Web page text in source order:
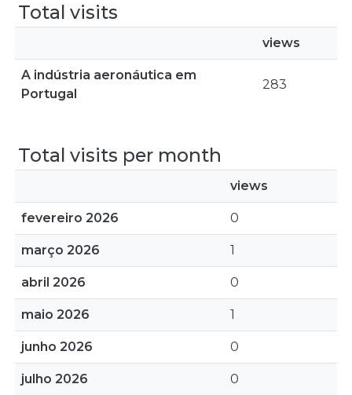
Total visits
views
A indústria aeronáutica em
Portugal
283
Total visits per month
views
fevereiro 2026 0
março 2026 1
abril 2026 0
maio 2026 1
junho 2026 0
julho 2026 0